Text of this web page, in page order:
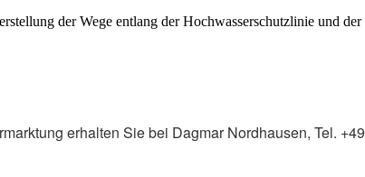
der Wege entlang der Hochwasserschutzlinie und
erhalten Sie bei Dagmar Nordhausen, Tel.